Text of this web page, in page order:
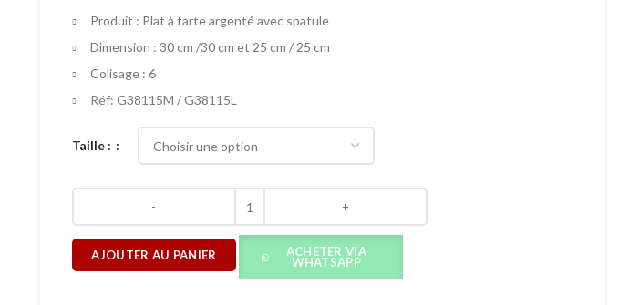
Produit : Plat à tarte argenté avec spatule
Dimension : 30 cm /30 cm et 25 cm / 25 cm
Colisage : 6
Réf: G38115M / G38115L
Taille :
AJOUTER AU PANIER ACHETER VIA
WHATSAPP